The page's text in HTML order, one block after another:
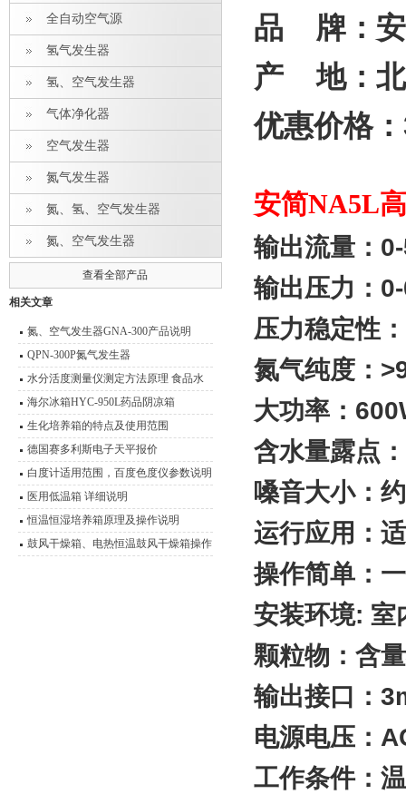
全自动空气源
氢气发生器
氢、空气发生器
气体净化器
空气发生器
氮气发生器
氮、氢、空气发生器
氮、空气发生器
查看全部产品
相关文章
氮、空气发生器GNA-300产品说明
QPN-300P氮气发生器
水分活度测量仪测定方法原理 食品水
分活度测量说明
海尔冰箱HYC-950L药品阴凉箱
生化培养箱的特点及使用范围
德国赛多利斯电子天平报价
白度计适用范围，百度色度仪参数说明
书
医用低温箱 详细说明
恒温恒湿培养箱原理及操作说明
鼓风干燥箱、电热恒温鼓风干燥箱操作
品
牌：
产
地：
优惠价格：
安简NA5L
输出流量：
输出压力：
压力稳定性
氮气纯度：
大功率：
含水量露点
嗓音大小：
运行应用：
操作简单：
安装环境: 室
颗粒物：含
输出接口：
电源电压：
工作条件：